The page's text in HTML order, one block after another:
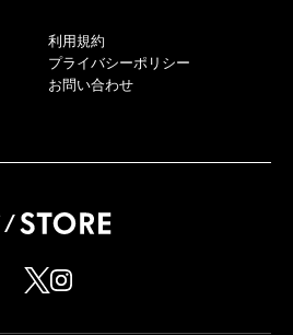
利用規約
プライバシーポリシー
お問い合わせ